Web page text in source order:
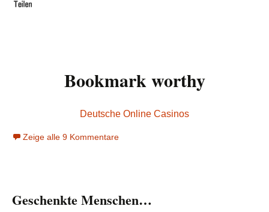
Bookmark worthy
Deutsche Online Casinos
Zeige alle 9 Kommentare
Geschenkte Menschen…